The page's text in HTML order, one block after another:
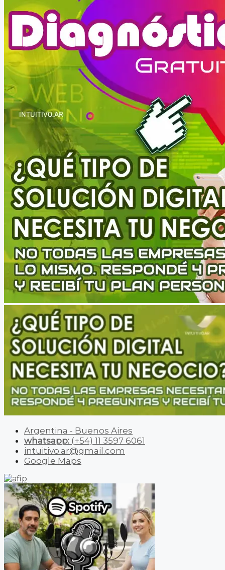
Argentina - Buenos Aires
whatsapp: (+54) 11 3597 6061
intuitivo.ar@gmail.com
Google Maps